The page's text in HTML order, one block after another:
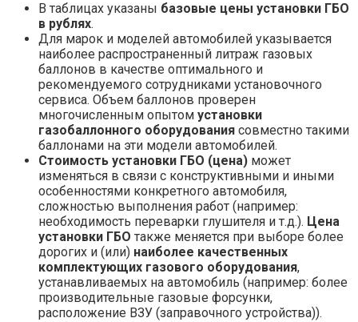
В таблицах указаны базовые цены установки ГБО
в рублях.
Для марок и моделей автомобилей указывается
наиболее распространенный литраж газовых
баллонов в качестве оптимального и
рекомендуемого сотрудниками установочного
сервиса. Объем баллонов проверен
многочисленным опытом установки
газобаллонного оборудования совместно такими
баллонами на эти модели автомобилей.
Стоимость установки ГБО (цена) может
изменяться в связи с конструктивными и иными
особенностями конкретного автомобиля,
сложностью выполнения работ (например:
необходимость переварки глушителя и т.д.). Цена
установки ГБО также меняется при выборе более
дорогих и (или) наиболее качественных
комплектующих газового оборудования,
устанавливаемых на автомобиль (например: более
производительные газовые форсунки,
расположение ВЗУ (заправочного устройства)).